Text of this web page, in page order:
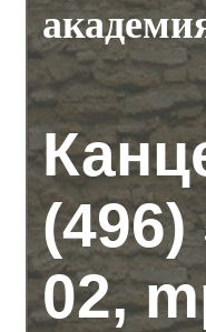
(496)
02,